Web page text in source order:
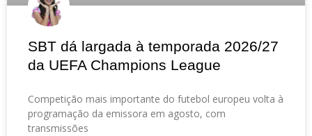
SBT dá largada à temporada 2026/27
da UEFA Champions League
Competição mais importante do futebol europeu volta à
programação da emissora em agosto, com
transmissões